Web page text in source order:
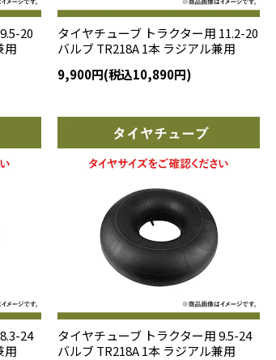
20
用
タイヤチューブ トラクター用 11.2-20
バルブ TR218A 1本 ラジアル兼用
9,900円(税込10,890円)
24
用
タイヤチューブ トラクター用 9.5-24
バルブ TR218A 1本 ラジアル兼用